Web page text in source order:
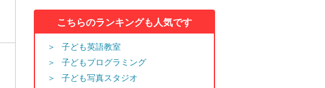
こちらのランキングも人気です
子ども英語教室
子どもプログラミング
子ども写真スタジオ